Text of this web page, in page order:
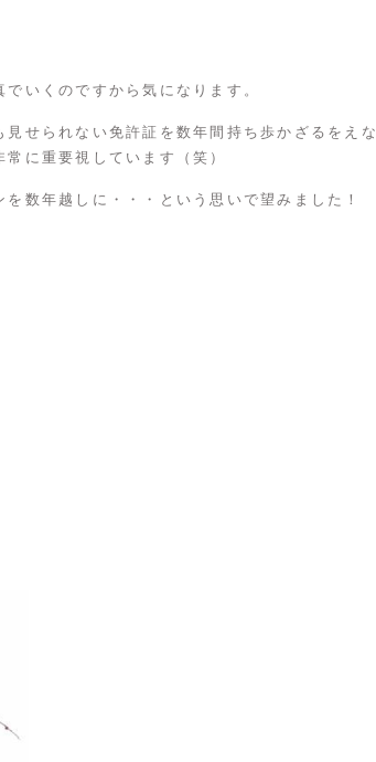
いくのですから気になります。
せられない免許証を数年間持ち歩かざるをえな
に重要視しています（笑）
数年越しに・・・という思いで望みました！